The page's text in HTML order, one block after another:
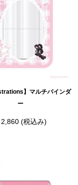
】マルチバインダ
ー
2,860(税込み)